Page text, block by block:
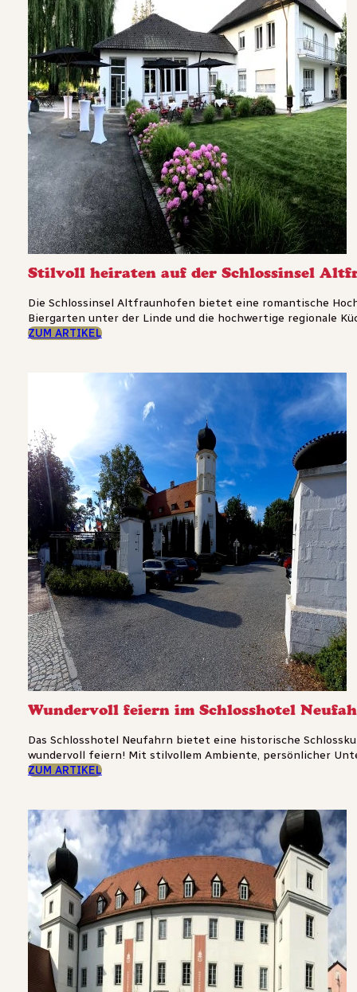
Stilvoll heiraten auf der Schlossinsel
Die Schlossinsel Altfraunhofen bietet eine romantische
Biergarten unter der Linde und die hochwertige regionale
ZUM ARTIKEL
Wundervoll feiern im Schlosshotel
Das Schlosshotel Neufahrn bietet eine historische
wundervoll feiern! Mit stilvollem Ambiente, persönlicher
ZUM ARTIKEL